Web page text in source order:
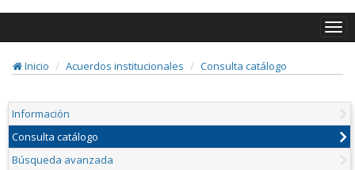
Inicio
Acuerdos institucionales Consulta catálogo
Información
Consulta catálogo
Búsqueda avanzada